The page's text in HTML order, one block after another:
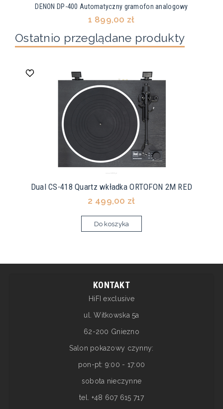
DENON DP-400 Automatyczny gramofon analogowy
1 899,00 zł
Ostatnio przeglądane produkty
Dual CS-418 Quartz wkładka ORTOFON 2M RED
2 499,00 zł
Do koszyka
KONTAKT
HiFI exclusive
ul. Witkowska 5a
62-200 Gniezno
Salon pokazowy czynny:
pon-pt: 9:00 - 17:00
sobota nieczynne
tel. +48 607 615 717